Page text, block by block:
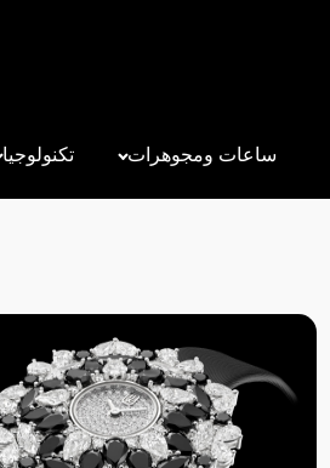
ساعات ومجوهرات تكنولوجيا